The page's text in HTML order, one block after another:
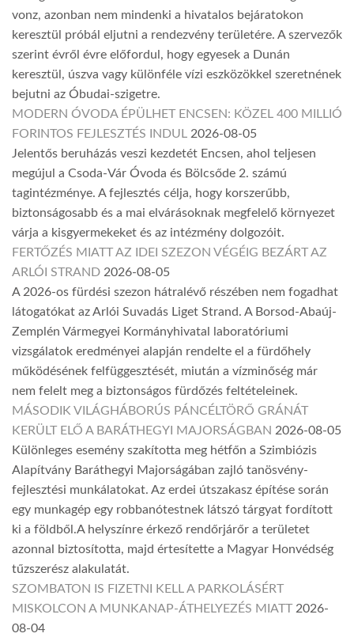
vonz, azonban nem mindenki a hivatalos bejáratokon
keresztül próbál eljutni a rendezvény területére. A szervezők
szerint évről évre előfordul, hogy egyesek a Dunán
keresztül, úszva vagy különféle vízi eszközökkel szeretnének
bejutni az Óbudai-szigetre.
MODERN ÓVODA ÉPÜLHET ENCSEN: KÖZEL 400 MILLIÓ
FORINTOS FEJLESZTÉS INDUL 2026-08-05
Jelentős beruházás veszi kezdetét Encsen, ahol teljesen
megújul a Csoda-Vár Óvoda és Bölcsőde 2. számú
tagintézménye. A fejlesztés célja, hogy korszerűbb,
biztonságosabb és a mai elvárásoknak megfelelő környezet
várja a kisgyermekeket és az intézmény dolgozóit.
FERTŐZÉS MIATT AZ IDEI SZEZON VÉGÉIG BEZÁRT AZ
ARLÓI STRAND 2026-08-05
A 2026-os fürdési szezon hátralévő részében nem fogadhat
látogatókat az Arlói Suvadás Liget Strand. A Borsod-Abaúj-
Zemplén Vármegyei Kormányhivatal laboratóriumi
vizsgálatok eredményei alapján rendelte el a fürdőhely
működésének felfüggesztését, miután a vízminőség már
nem felelt meg a biztonságos fürdőzés feltételeinek.
MÁSODIK VILÁGHÁBORÚS PÁNCÉLTÖRŐ GRÁNÁT
KERÜLT ELŐ A BARÁTHEGYI MAJORSÁGBAN 2026-08-05
Különleges esemény szakította meg hétfőn a Szimbiózis
Alapítvány Baráthegyi Majorságában zajló tanösvény-
fejlesztési munkálatokat. Az erdei útszakasz építése során
egy munkagép egy robbanótestnek látszó tárgyat fordított
ki a földből.A helyszínre érkező rendőrjárőr a területet
azonnal biztosította, majd értesítette a Magyar Honvédség
tűzszerész alakulatát.
SZOMBATON IS FIZETNI KELL A PARKOLÁSÉRT
MISKOLCON A MUNKANAP-ÁTHELYEZÉS MIATT 2026-
08-04